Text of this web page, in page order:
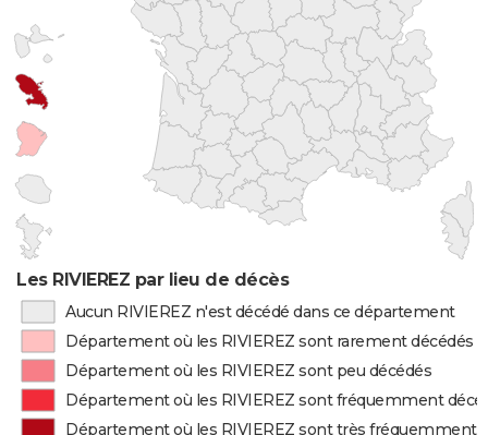
Les RIVIEREZ par lieu de décès
Aucun RIVIEREZ n'est décédé dans ce département
Département où les RIVIEREZ sont rarement décédés
Département où les RIVIEREZ sont peu décédés
Département où les RIVIEREZ sont fréquemment
Département où les RIVIEREZ sont très fréquemment